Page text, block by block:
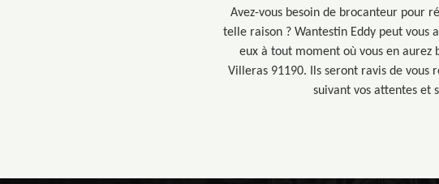
Avez-vous besoin de brocanteur pour
telle raison ? Wantestin Eddy peut vous
eux à tout moment où vous en aurez
Villeras 91190. Ils seront ravis de vous
suivant vos attentes et